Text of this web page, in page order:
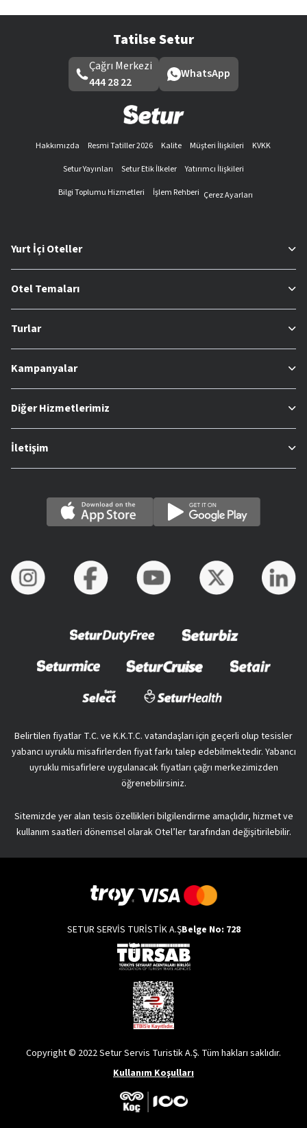
Tatilse Setur
Çağrı Merkezi
444 28 22
WhatsApp
Hakkımızda Resmi Tatiller 2026 Kalite Müşteri İlişkileri
KVKK
Setur Yayınları
Setur Etik İlkeler
Yatırımcı İlişkileri
Bilgi Toplumu Hizmetleri
İşlem Rehberi Çerez Ayarları
Yurt İçi Oteller
Otel Temaları
Turlar
Kampanyalar
Diğer Hizmetlerimiz
İletişim
Belirtilen fiyatlar T.C. ve K.K.T.C. vatandaşları için geçerli olup tesisler
yabancı uyruklu misafirlerden fiyat farkı talep edebilmektedir. Yabancı
uyruklu misafirlere uygulanacak fiyatları çağrı merkezimizden
öğrenebilirsiniz.
Sitemizde yer alan tesis özellikleri bilgilendirme amaçlıdır, hizmet ve
kullanım saatleri dönemsel olarak Otel’ler tarafından değişitirilebilir.
SETUR SERVİS TURİSTİK A.ŞBelge No: 728
Copyright © 2022 Setur Servis Turistik A.Ş. Tüm hakları saklıdır.
Kullanım Koşulları